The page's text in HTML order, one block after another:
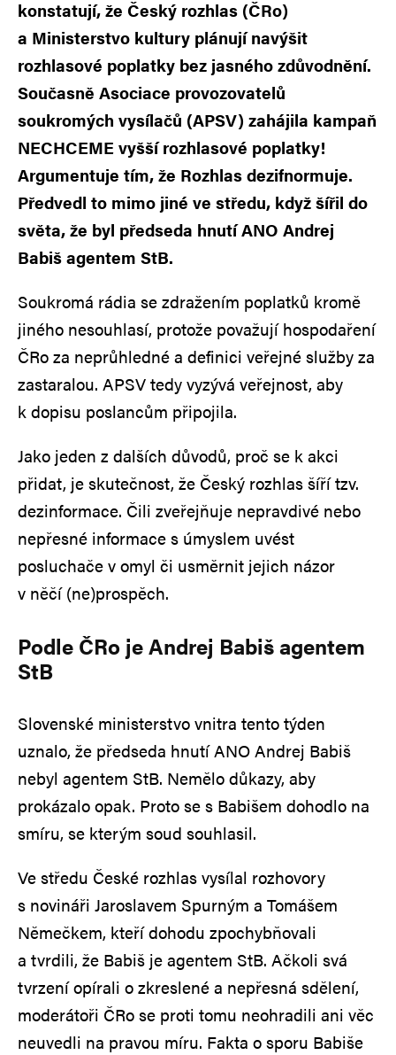
konstatují, že Český rozhlas (ČRo)
a Ministerstvo kultury plánují navýšit
rozhlasové poplatky bez jasného zdůvodnění.
Současně Asociace provozovatelů
soukromých vysílačů (APSV) zahájila kampaň
NECHCEME vyšší rozhlasové poplatky!
Argumentuje tím, že Rozhlas dezifnormuje.
Předvedl to mimo jiné ve středu, když šířil do
světa, že byl předseda hnutí ANO Andrej
Babiš agentem StB.
Soukromá rádia se zdražením poplatků kromě
jiného nesouhlasí, protože považují hospodaření
ČRo za neprůhledné a definici veřejné služby za
zastaralou. APSV tedy vyzývá veřejnost, aby
k dopisu poslancům připojila.
Jako jeden z dalších důvodů, proč se k akci
přidat, je skutečnost, že Český rozhlas šíří tzv.
dezinformace. Čili zveřejňuje nepravdivé nebo
nepřesné informace s úmyslem uvést
posluchače v omyl či usměrnit jejich názor
v něčí (ne)prospěch.
Podle ČRo je Andrej Babiš agentem
StB
Slovenské ministerstvo vnitra tento týden
uznalo, že předseda hnutí ANO Andrej Babiš
nebyl agentem StB. Nemělo důkazy, aby
prokázalo opak. Proto se s Babišem dohodlo na
smíru, se kterým soud souhlasil.
Ve středu České rozhlas vysílal rozhovory
s novináři Jaroslavem Spurným a Tomášem
Němečkem, kteří dohodu zpochybňovali
a tvrdili, že Babiš je agentem StB. Ačkoli svá
tvrzení opírali o zkreslené a nepřesná sdělení,
moderátoři ČRo se proti tomu neohradili ani věc
neuvedli na pravou míru. Fakta o sporu Babiše